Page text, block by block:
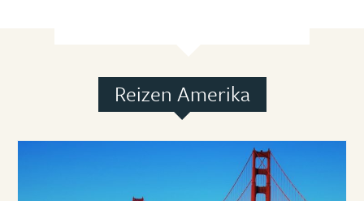
Reizen Amerika